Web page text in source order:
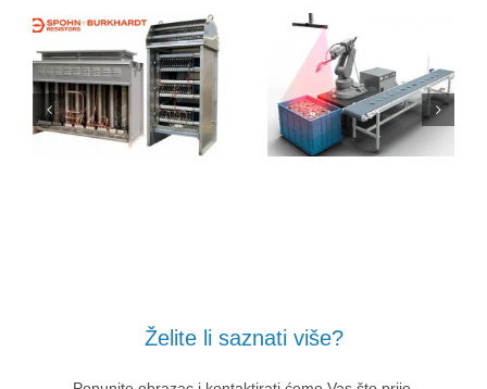
Želite li saznati više?